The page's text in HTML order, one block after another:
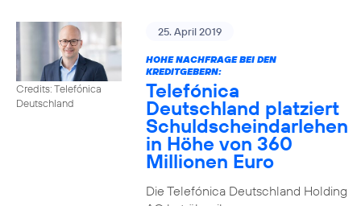
Credits: Telefónica
Deutschland
25. April 2019
HOHE NACHFRAGE BEI DEN
KREDITGEBERN:
Telefónica
Deutschland platziert
Schuldscheindarlehen
in Höhe von 360
Millionen Euro
Die Telefónica Deutschland Holding